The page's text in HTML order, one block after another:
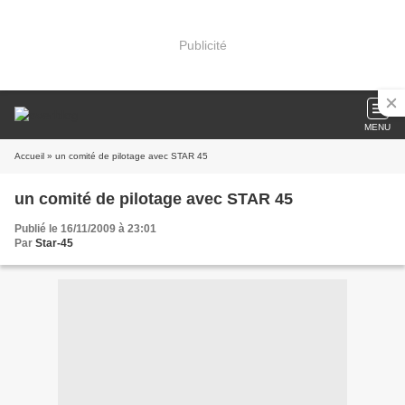
Publicité
MENU
Accueil » un comité de pilotage avec STAR 45
un comité de pilotage avec STAR 45
Publié le 16/11/2009 à 23:01
Par Star-45